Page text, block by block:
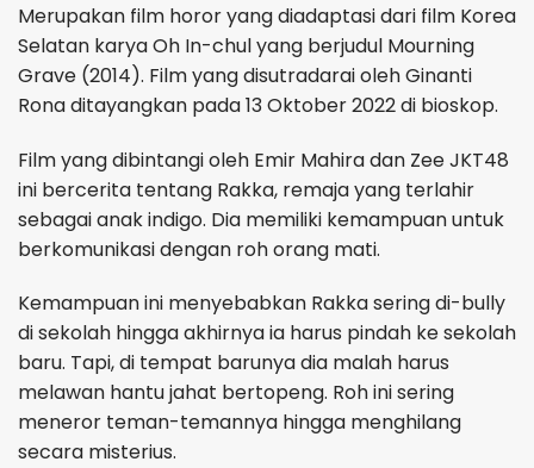
Merupakan film horor yang diadaptasi dari film Korea
Selatan karya Oh In-chul yang berjudul Mourning
Grave (2014). Film yang disutradarai oleh Ginanti
Rona ditayangkan pada 13 Oktober 2022 di bioskop.
Film yang dibintangi oleh Emir Mahira dan Zee JKT48
ini bercerita tentang Rakka, remaja yang terlahir
sebagai anak indigo. Dia memiliki kemampuan untuk
berkomunikasi dengan roh orang mati.
Kemampuan ini menyebabkan Rakka sering di-bully
di sekolah hingga akhirnya ia harus pindah ke sekolah
baru. Tapi, di tempat barunya dia malah harus
melawan hantu jahat bertopeng. Roh ini sering
meneror teman-temannya hingga menghilang
secara misterius.